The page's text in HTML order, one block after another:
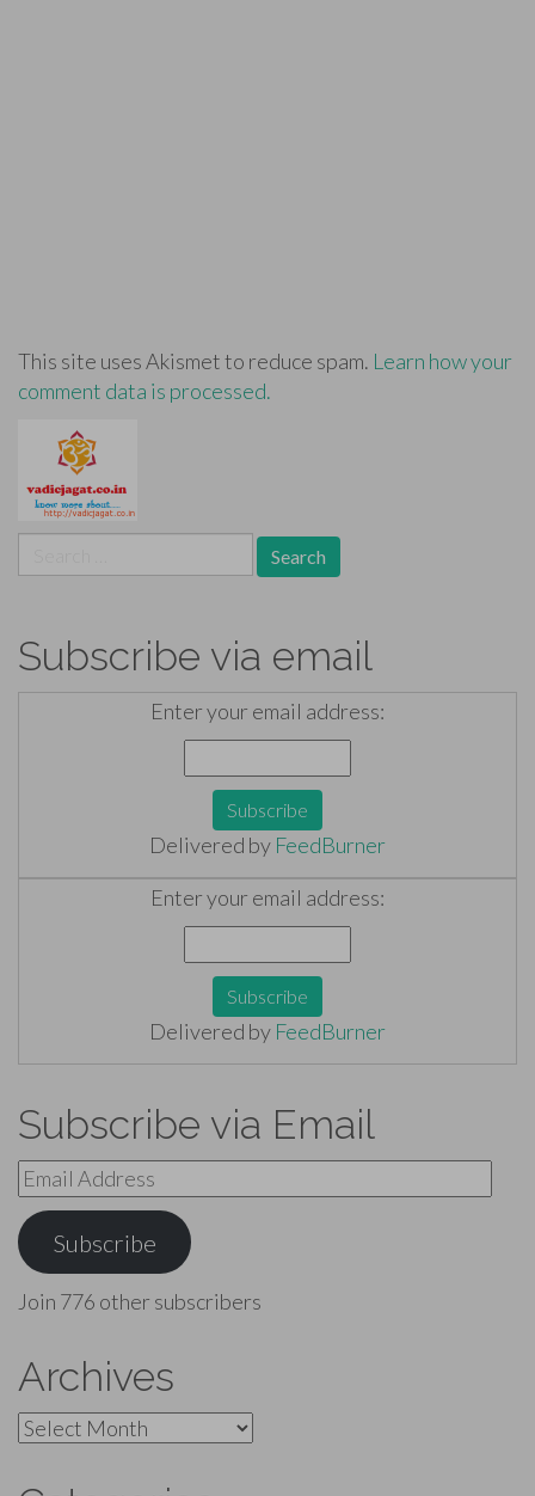
This site uses Akismet to reduce spam. Learn how your
comment data is processed.
for:
Subscribe via email
Enter your email address:
Delivered by FeedBurner
Enter your email address:
Delivered by FeedBurner
Subscribe via Email
Email
Address
Subscribe
Join 776 other subscribers
Archives
Archives